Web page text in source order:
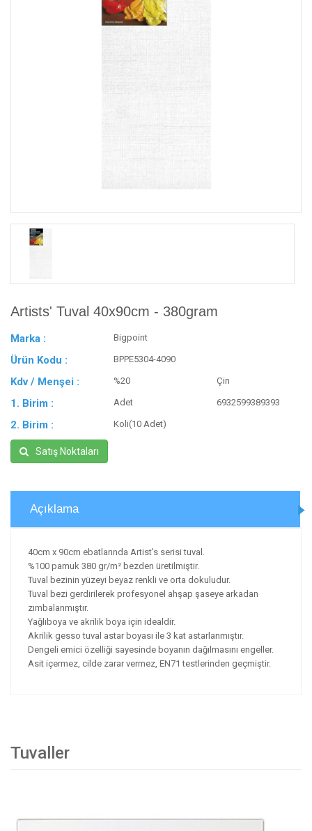
Artists' Tuval 40x90cm - 380gram
Marka : Bigpoint
Ürün Kodu : BPPE5304-4090
Kdv / Menşei : %20 Çin
1. Birim : Adet 6932599389393
2. Birim : Koli(10 Adet)
Satış Noktaları
Açıklama
40cm x 90cm ebatlarında Artist's serisi tuval.
%100 pamuk 380 gr/m² bezden üretilmiştir.
Tuval bezinin yüzeyi beyaz renkli ve orta dokuludur.
Tuval bezi gerdirilerek profesyonel ahşap şaseye arkadan
zımbalanmıştır.
Yağlıboya ve akrilik boya için idealdir.
Akrilik gesso tuval astar boyası ile 3 kat astarlanmıştır.
Dengeli emici özelliği sayesinde boyanın dağılmasını engeller.
Asit içermez, cilde zarar vermez, EN71 testlerinden geçmiştir.
Tuvaller